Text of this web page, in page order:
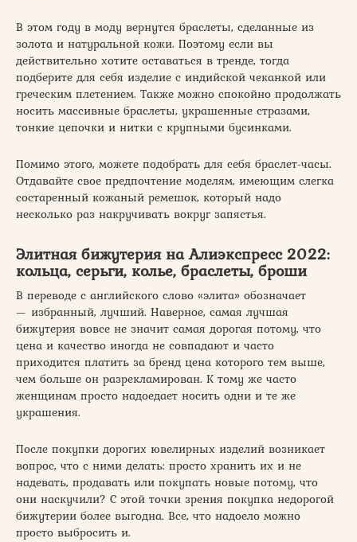
В этом году в моду вернутся браслеты, сделанные из
золота и натуральной кожи. Поэтому если вы
действительно хотите оставаться в тренде, тогда
подберите для себя изделие с индийской чеканкой или
греческим плетением. Также можно спокойно продолжать
носить массивные браслеты, украшенные стразами,
тонкие цепочки и нитки с крупными бусинками.
Помимо этого, можете подобрать для себя браслет-часы.
Отдавайте свое предпочтение моделям, имеющим слегка
состаренный кожаный ремешок, который надо
несколько раз накручивать вокруг запястья.
Элитная бижутерия на Алиэкспресс 2022:
кольца, серьги, колье, браслеты, броши
В переводе с английского слово «элита» обозначает
— избранный, лучший. Наверное, самая лучшая
бижутерия вовсе не значит самая дорогая потому, что
цена и качество иногда не совпадают и часто
приходится платить за бренд цена которого тем выше,
чем больше он разрекламирован. К тому же часто
женщинам просто надоедает носить одни и те же
украшения.
После покупки дорогих ювелирных изделий возникает
вопрос, что с ними делать: просто хранить их и не
надевать, продавать или покупать новые потому, что
они наскучили? С этой точки зрения покупка недорогой
бижутерии более выгодна. Все, что надоело можно
просто выбросить и.